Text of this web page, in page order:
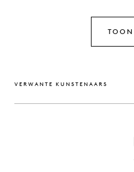
TOON
VERWANTE KUNSTENAARS